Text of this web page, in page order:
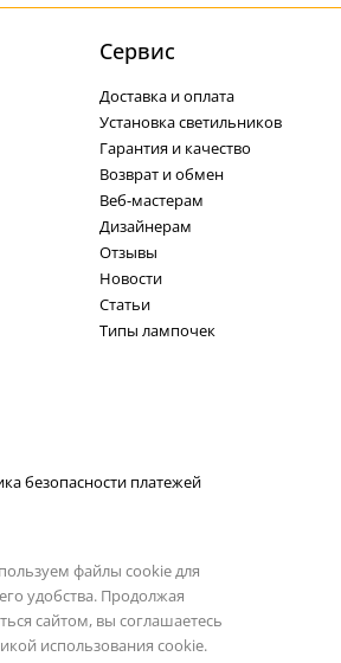
Cервис
Доставка и оплата
Установка светильников
Гарантия и качество
Возврат и обмен
Веб-мастерам
Дизайнерам
Отзывы
Новости
Статьи
Типы лампочек
безопасности платежей
файлы cookie для
удобства. Продолжая
сайтом, вы соглашаетесь
использования cookie.